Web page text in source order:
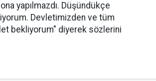
yapılmazdı. Düşündükçe
Devletimizden ve tüm
bekliyorum" diyerek sözlerini